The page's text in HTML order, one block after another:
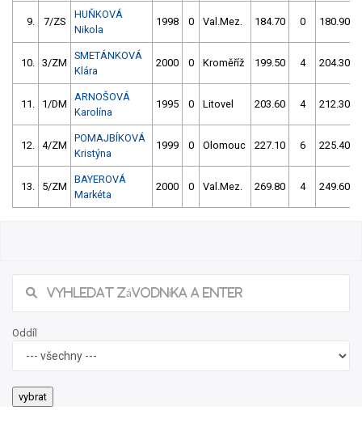
9. 7/ZS
HUŇKOVÁ
Nikola
1998 0 Val.Mez. 184.70 0 180.90
10. 3/ZM
SMETÁNKOVÁ
Klára
2000 0 Kroměříž 199.50 4 204.30
11. 1/DM
ARNOŠOVÁ
Karolína
1995 0 Litovel 203.60 4 212.30
12. 4/ZM
POMAJBÍKOVÁ
Kristýna
1999 0 Olomouc 227.10 6 225.40
13. 5/ZM
BAYEROVÁ
Markéta
2000 0 Val.Mez. 269.80 4 249.60
Oddíl